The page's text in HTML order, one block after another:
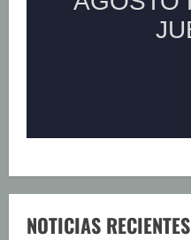
NOTICIAS RECIENTES